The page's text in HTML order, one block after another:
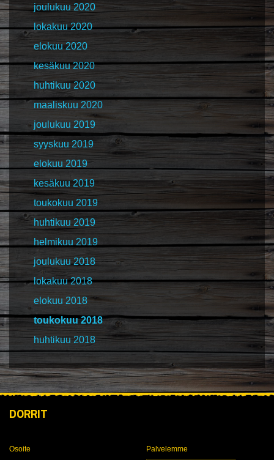
joulukuu 2020
lokakuu 2020
elokuu 2020
kesäkuu 2020
huhtikuu 2020
maaliskuu 2020
joulukuu 2019
syyskuu 2019
elokuu 2019
kesäkuu 2019
toukokuu 2019
huhtikuu 2019
helmikuu 2019
joulukuu 2018
lokakuu 2018
elokuu 2018
toukokuu 2018
huhtikuu 2018
DORRIT
Osoite Palvelemme